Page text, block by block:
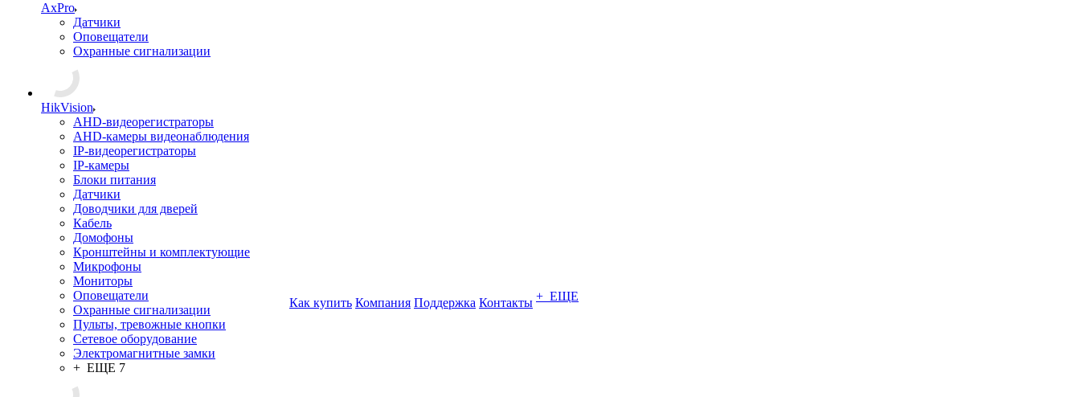
AxPro
Датчики
Оповещатели
Охранные сигнализации
HikVision
AHD-видеорегистраторы
AHD-камеры видеонаблюдения
IP-видеорегистраторы
IP-камеры
Блоки питания
Датчики
Доводчики для дверей
Кабель
Домофоны
Кронштейны и комплектующие
Микрофоны
Мониторы
Оповещатели
Охранные сигнализации
Пульты, тревожные кнопки
Сетевое оборудование
Электромагнитные замки
+ ЕЩЕ 7
Как купить Компания Поддержка Контакты + ЕЩЕ